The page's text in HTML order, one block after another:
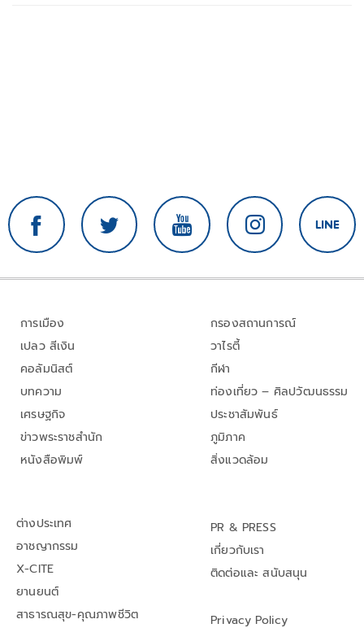
การเมือง
เปลว สีเงิน
คอลัมนิสต์
บทความ
เศรษฐกิจ
ข่าวพระราชสำนัก
หนังสือพิมพ์
กรองสถานการณ์
วาไรตี้
กีฬา
ท่องเที่ยว – ศิลปวัฒนธรรม
ประชาสัมพันธ์
ภูมิภาค
สิ่งแวดล้อม
ต่างประเทศ
อาชญากรรม
X-CITE
ยานยนต์
สาธารณสุข-คุณภาพชีวิต
PR & PRESS
เกี่ยวกับเรา
ติดต่อและ สนับสนุน
Privacy Policy